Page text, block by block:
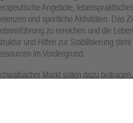
Angebote,
und sportliche Aktivitäten. Das
zu erreichen und die
und Hilfen zur Stabilisierung
im Vordergrund.
Markt sollen dazu
Diakonie sind am 15. August und am